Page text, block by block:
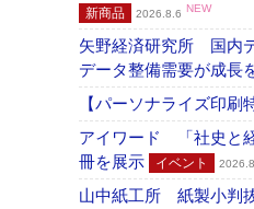
新商品 2026.8.6 NEW
矢野経済研究所 国内
データ整備需要が成長
【パーソナライズ印
アイワード 「社史と
冊を展示
イベント
山中紙工所 紙製小判